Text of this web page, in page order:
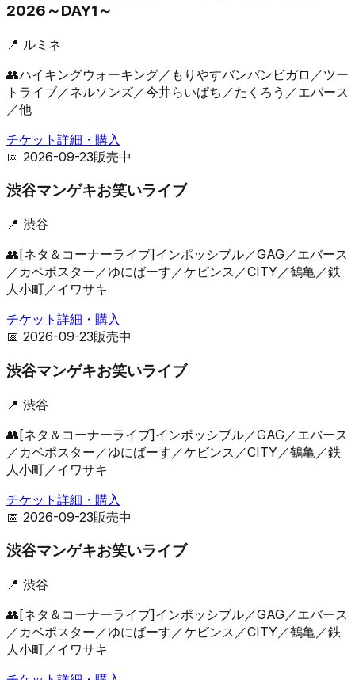
2026～DAY1～
📍 ルミネ
👥ハイキングウォーキング／もりやすバンバンビガロ／ツー
トライブ／ネルソンズ／今井らいぱち／たくろう／エバース
／他
チケット詳細・購入
📅 2026-09-23販売中
渋谷マンゲキお笑いライブ
📍 渋谷
👥 [ネタ＆コーナーライブ]インポッシブル／GAG／エバース
／カベポスター／ゆにばーす／ケビンス／CITY／鶴亀／鉄
人小町／イワサキ
チケット詳細・購入
📅 2026-09-23販売中
渋谷マンゲキお笑いライブ
📍 渋谷
👥[ネタ＆コーナーライブ]インポッシブル／GAG／エバース
／カベポスター／ゆにばーす／ケビンス／CITY／鶴亀／鉄
人小町／イワサキ
チケット詳細・購入
📅 2026-09-23販売中
渋谷マンゲキお笑いライブ
📍 渋谷
👥 [ネタ＆コーナーライブ]インポッシブル／GAG／エバース
／カベポスター／ゆにばーす／ケビンス／CITY／鶴亀／鉄
人小町／イワサキ